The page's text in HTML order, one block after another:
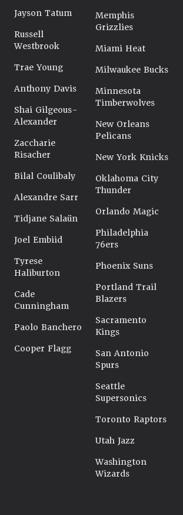
Jayson Tatum
Russell
Westbrook
Trae Young
Anthony Davis
Shai Gilgeous-
Alexander
Zaccharie
Risacher
Bilal Coulibaly
Alexandre Sarr
Tidjane Salaün
Joel Embiid
Tyrese
Haliburton
Cade
Cunningham
Paolo Banchero
Cooper Flagg
Memphis
Grizzlies
Miami Heat
Milwaukee Bucks
Minnesota
Timberwolves
New Orleans
Pelicans
New York Knicks
Oklahoma City
Thunder
Orlando Magic
Philadelphia
76ers
Phoenix Suns
Portland Trail
Blazers
Sacramento
Kings
San Antonio
Spurs
Seattle
Supersonics
Toronto Raptors
Utah Jazz
Washington
Wizards